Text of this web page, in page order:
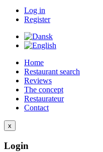
Log in
Register
Home
Restaurant search
Reviews
The concept
Restaurateur
Contact
x
Login